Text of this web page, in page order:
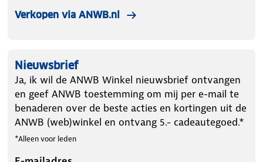
Verkopen via ANWB.nl
Nieuwsbrief
Ja, ik wil de ANWB Winkel nieuwsbrief ontvangen
en geef ANWB toestemming om mij per e-mail te
benaderen over de beste acties en kortingen uit de
ANWB (web)winkel en ontvang 5.- cadeautegoed.*
*Alleen voor leden